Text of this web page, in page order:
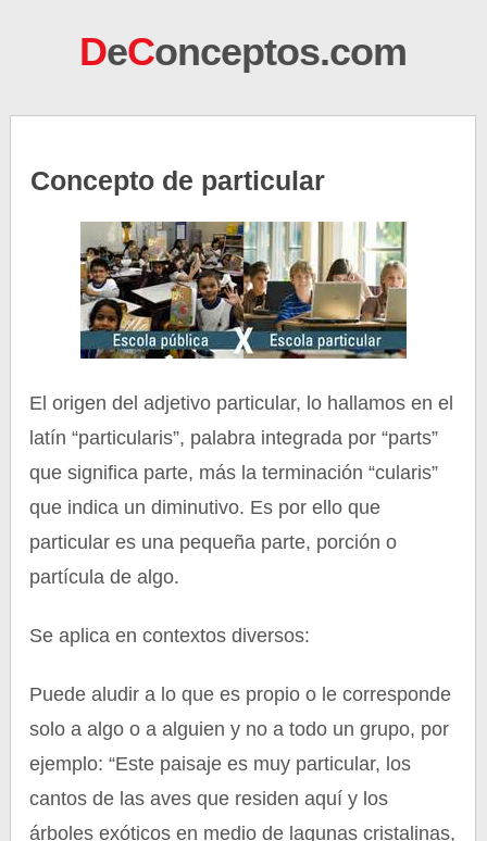
DeConceptos.com
Concepto de particular
El origen del adjetivo particular, lo hallamos en el
latín “particularis”, palabra integrada por “parts”
que significa parte, más la terminación “cularis”
que indica un diminutivo. Es por ello que
particular es una pequeña parte, porción o
partícula de algo.
Se aplica en contextos diversos:
Puede aludir a lo que es propio o le corresponde
solo a algo o a alguien y no a todo un grupo, por
ejemplo: “Este paisaje es muy particular, los
cantos de las aves que residen aquí y los
árboles exóticos en medio de lagunas cristalinas,